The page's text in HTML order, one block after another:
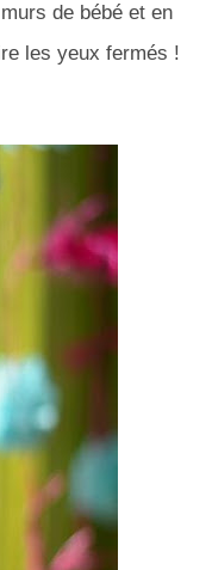
de bébé et en
les yeux fermés !